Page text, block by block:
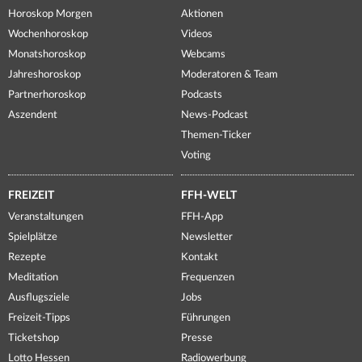
Horoskop Morgen
Wochenhoroskop
Monatshoroskop
Jahreshoroskop
Partnerhoroskop
Aszendent
Aktionen
Videos
Webcams
Moderatoren & Team
Podcasts
News-Podcast
Themen-Ticker
Voting
FREIZEIT
Veranstaltungen
Spielplätze
Rezepte
Meditation
Ausflugsziele
Freizeit-Tipps
Ticketshop
Lotto Hessen
FFH-WELT
FFH-App
Newsletter
Kontakt
Frequenzen
Jobs
Führungen
Presse
Radiowerbung